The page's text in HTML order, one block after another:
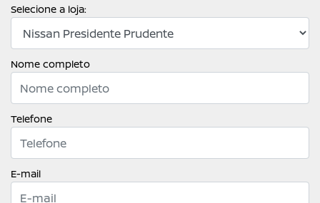
Selecione a loja:
Nome completo
Telefone
E-mail